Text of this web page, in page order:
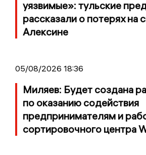
уязвимые»: тульские
рассказали о потерях на
Алексине
05/08/2026 18:36
Миляев: Будет создана
по оказанию содействия
предпринимателям и
сортировочного центра